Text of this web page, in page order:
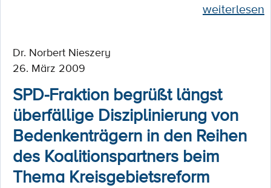
weiterlesen
Dr. Norbert Nieszery
26. März 2009
SPD-Fraktion begrüßt längst
überfällige Disziplinierung von
Bedenkenträgern in den Reihen
des Koalitionspartners beim
Thema Kreisgebietsreform